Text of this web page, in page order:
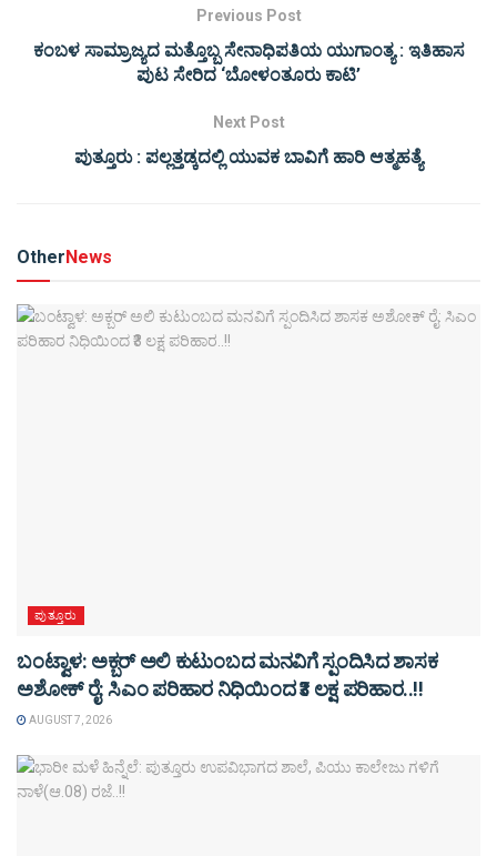
Previous Post
ಕಂಬಳ ಸಾಮ್ರಾಜ್ಯದ ಮತ್ತೊಬ್ಬ ಸೇನಾಧಿಪತಿಯ ಯುಗಾಂತ್ಯ : ಇತಿಹಾಸ
ಪುಟ ಸೇರಿದ ‘ಬೋಳಂತೂರು ಕಾಟಿ’
Next Post
ಪುತ್ತೂರು : ಪಲ್ಲತ್ತಡ್ಕದಲ್ಲಿ ಯುವಕ ಬಾವಿಗೆ ಹಾರಿ ಆತ್ಮಹತ್ಯೆ
OtherNews
ಪುತ್ತೂರು
ಬಂಟ್ವಾಳ: ಅಕ್ಬರ್ ಅಲಿ ಕುಟುಂಬದ ಮನವಿಗೆ ಸ್ಪಂದಿಸಿದ ಶಾಸಕ
ಅಶೋಕ್ ರೈ: ಸಿಎಂ ಪರಿಹಾರ ನಿಧಿಯಿಂದ ₹3 ಲಕ್ಷ ಪರಿಹಾರ..!!
AUGUST 7, 2026